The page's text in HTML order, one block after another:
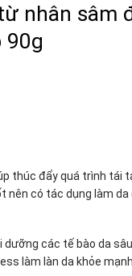
nhân sâm
90g
thúc đẩy quá trình tái
có tác dụng làm
dưỡng các tế bào da
làm làn da khỏe